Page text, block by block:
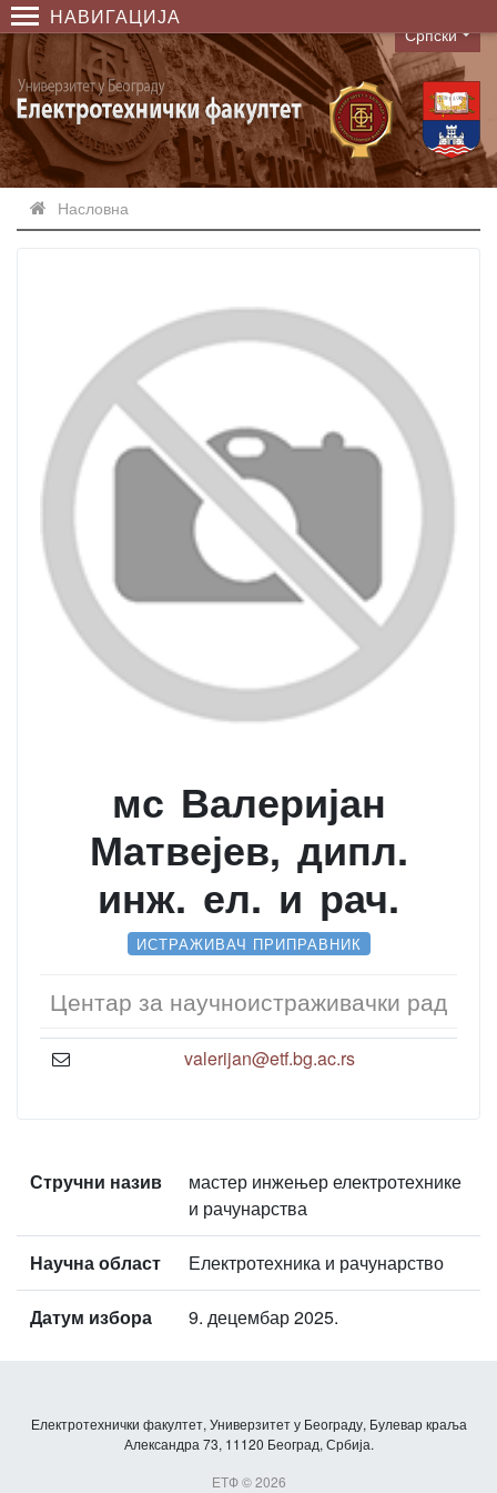
НАВИГАЦИЈА
Language
Српски
Насловна
мс Валеријан
Матвејев, дипл.
инж. ел. и рач.
ИСТРАЖИВАЧ ПРИПРАВНИК
Центар за научноистраживачки рад
valerijan@etf.bg.ac.rs
Стручни назив
мастер инжењер електротехнике
и рачунарства
Научна област Електротехника и рачунарство
Датум избора 9. децембар 2025.
Електротехнички факултет, Универзитет у Београду, Булевар краља
Александра 73, 11120 Београд, Србија.
ЕТФ © 2026